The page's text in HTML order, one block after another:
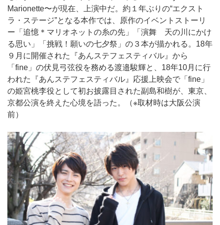
Marionette〜が現在、上演中だ。約１年ぶりの“エクスト
ラ・ステージ”となる本作では、原作のイベントストーリ
ー「追憶＊マリオネットの糸の先」「演舞 天の川にかけ
る思い」「挑戦！願いの七夕祭」の３本が描かれる。18年
９月に開催された『あんステフェスティバル』から
「fine」の伏見弓弦役を務める渡邉駿輝と、18年10月に行
われた『あんステフェスティバル』応援上映会で「fine」
の姫宮桃李役として初お披露目された副島和樹が、東京、
京都公演を終えた心境を語った。（※取材時は大阪公演
前）